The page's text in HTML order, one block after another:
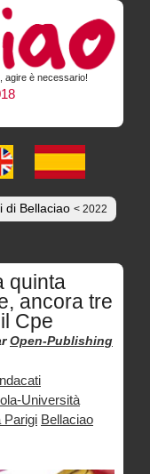
agire è necessario!
di Bellaciao < 2022
quinta
ancora tre
Cpe
Open-Publishing
Università
Parigi Bellaciao